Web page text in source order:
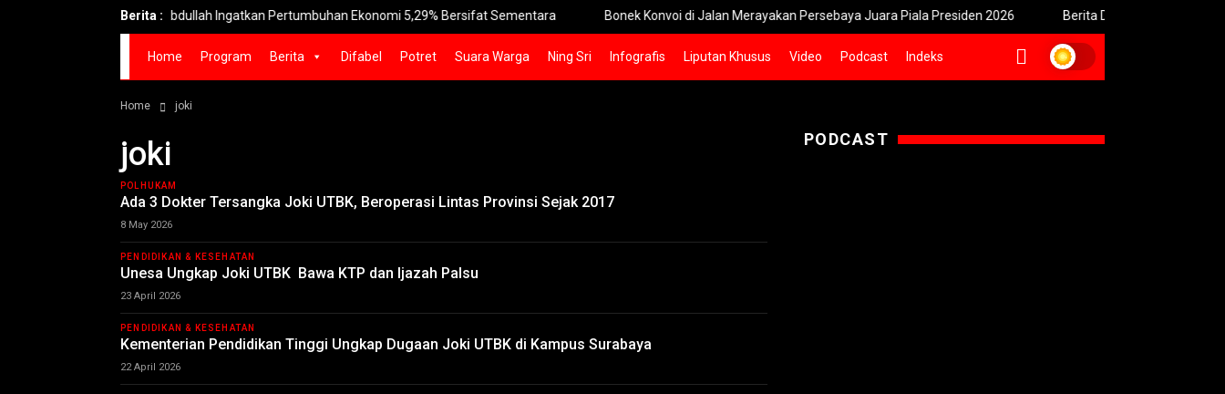
Berita :
Said Abdullah Ingatkan Pertumbuhan Ekonomi 5,29% Bersifat Sementara Bonek Konvoi di Jalan Merayakan Persebaya Juara Piala Presiden 2026 Berita Duka, Cak Sholeh
Home Program Berita Difabel Potret Suara Warga Ning Sri Infografis Liputan Khusus Video Podcast Indeks
Home joki
joki
POLHUKAM
Ada 3 Dokter Tersangka Joki UTBK, Beroperasi Lintas Provinsi Sejak 2017
8 May 2026
PENDIDIKAN & KESEHATAN
Unesa Ungkap Joki UTBK Bawa KTP dan Ijazah Palsu
23 April 2026
PENDIDIKAN & KESEHATAN
Kementerian Pendidikan Tinggi Ungkap Dugaan Joki UTBK di Kampus Surabaya
22 April 2026
PODCAST